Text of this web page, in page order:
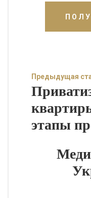
Предыдущая
этапы